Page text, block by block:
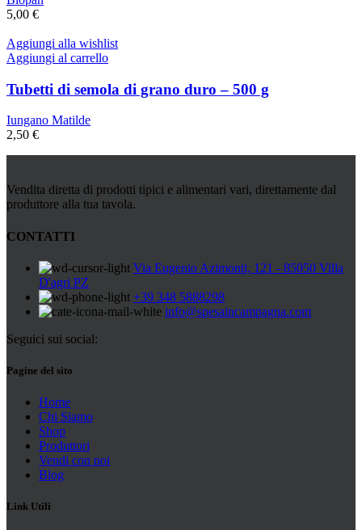
5,00 €
Aggiungi alla wishlist
Aggiungi al carrello
Tubetti di semola di grano duro – 500 g
Iungano Matilde
2,50 €
Vendita diretta di prodotti tipici e alimentari vari, direttamente dal
produttore alla tua tavola.
CONTATTI
Via Eugenio Azimonti, 121 - 85050 Villa
D'agri PZ
+39 348 5888298
info@spesaincampagna.com
Seguici sui social:
Pagine del sito
Home
Chi Siamo
Shop
Produttori
Vendi con noi
Blog
Link Utili